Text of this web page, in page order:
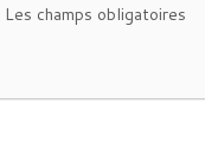
Les champs obligatoires